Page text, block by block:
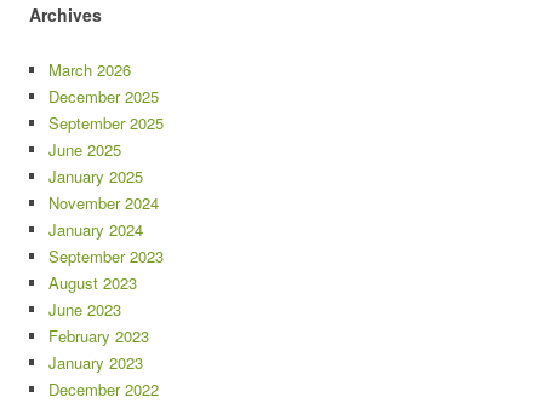
Archives
March 2026
December 2025
September 2025
June 2025
January 2025
November 2024
January 2024
September 2023
August 2023
June 2023
February 2023
January 2023
December 2022